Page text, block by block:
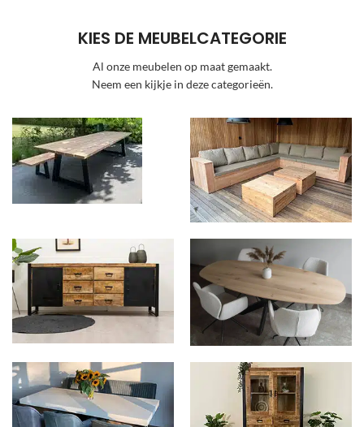
KIES DE MEUBELCATEGORIE
Al onze meubelen op maat gemaakt.
Neem een kijkje in deze categorieën.
Douglas meubels
Mango meubels Eiken meubels